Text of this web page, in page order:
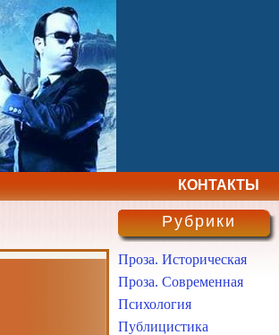
КОНТАКТЫ
Рубрики
Проза. Историческая
Проза. Современная
Психология
Публицистика